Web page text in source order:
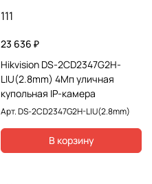
111
23 636 ₽
Hikvision DS-2CD2347G2H-
LIU(2.8mm) 4Мп уличная
купольная IP-камера
Арт.DS-2CD2347G2H-LIU(2.8mm)
В корзину